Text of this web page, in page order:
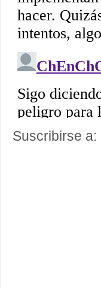
Suscribirse a: